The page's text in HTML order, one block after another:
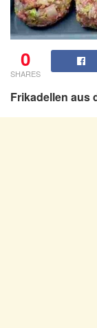
0
SHARES
Frikadellen aus